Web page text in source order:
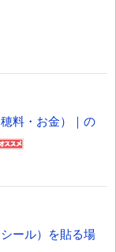
料・お金）｜の
ール）を貼る場